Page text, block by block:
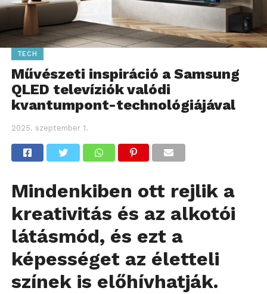
TECH
Művészeti inspiráció a Samsung
QLED televíziók valódi
kvantumpont-technológiájával
2025. szeptember 1.
Mindenkiben ott rejlik a
kreativitás és az alkotói
látásmód, és ezt a
képességet az életteli
színek is előhívhatják.